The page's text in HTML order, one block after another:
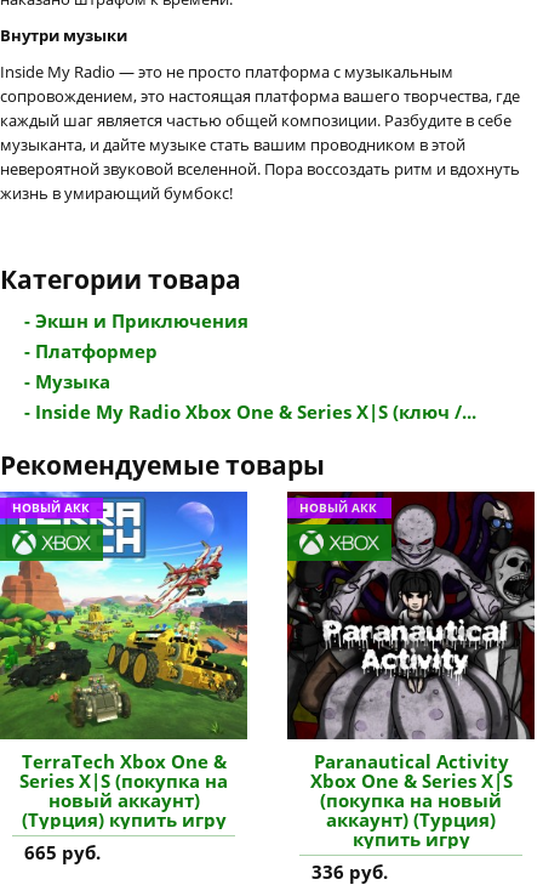
Внутри музыки
Inside My Radio — это не просто платформа с музыкальным
сопровождением, это настоящая платформа вашего творчества, где
каждый шаг является частью общей композиции. Разбудите в себе
музыканта, и дайте музыке стать вашим проводником в этой
невероятной звуковой вселенной. Пора воссоздать ритм и вдохнуть
жизнь в умирающий бумбокс!
Категории товара
- Экшн и Приключения
- Платформер
- Музыка
- Inside My Radio Xbox One & Series X|S (ключ /...
Рекомендуемые товары
НОВЫЙ АКК
TerraTech Xbox One &
Series X|S (покупка на
новый аккаунт)
(Турция) купить игру
665 руб.
НОВЫЙ АКК
Paranautical Activity
Xbox One & Series X|S
(покупка на новый
аккаунт) (Турция)
купить игру
336 руб.